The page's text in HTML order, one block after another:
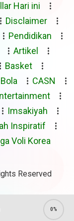
Hari ini
Disclaimer
Pendidikan
Artikel
Basket
Bola
CASN
Imsakiyah
Inspiratif
Voli Korea
Reserved
0%